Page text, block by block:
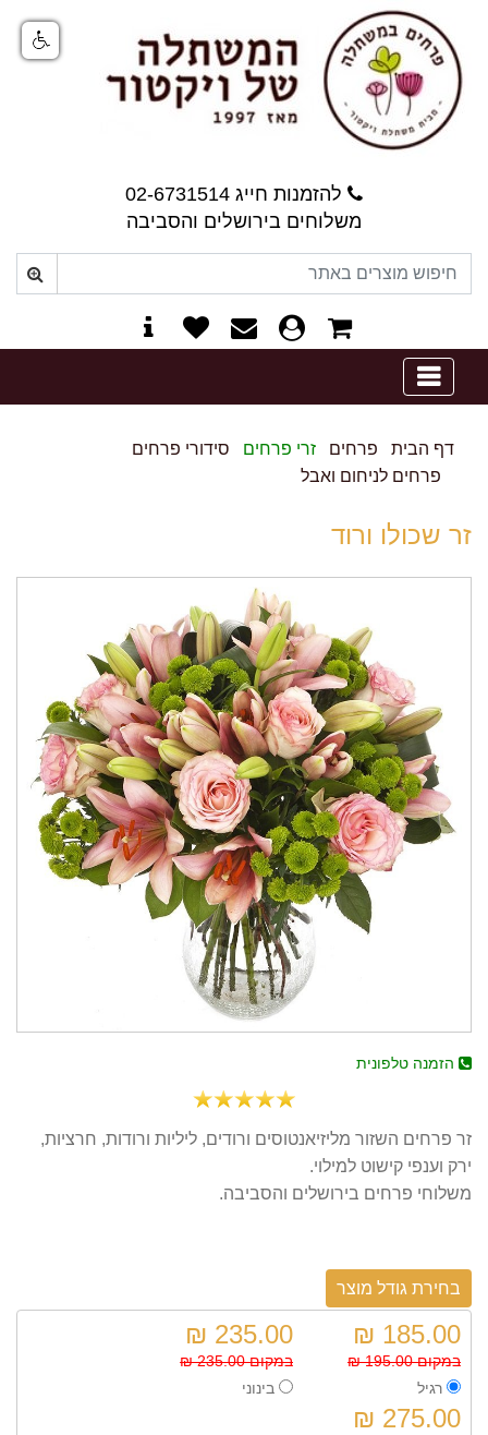
להזמנות חייג 02-6731514
משלוחים בירושלים והסביבה
דף הבית פרחים זרי פרחים
סידורי פרחים
פרחים לניחום ואבל
זר שכולו ורוד
הזמנה טלפונית
זר פרחים השזור מליזיאנטוסים ורודים, ליליות ורודות, חרציות,
ירק וענפי קישוט למילוי.
משלוחי פרחים בירושלים והסביבה.
בחירת גודל מוצר
185.00 ₪
במקום 195.00 ₪
רגיל
235.00 ₪
במקום 235.00 ₪
בינוני
275.00 ₪